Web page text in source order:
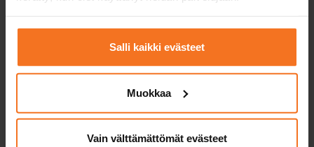
Salli kaikki evästeet
Muokkaa
Vain välttämättömät evästeet
Mönkijä ja traktori
Kurssit mönkijälle ja moottorikelkalle. Mönkijän